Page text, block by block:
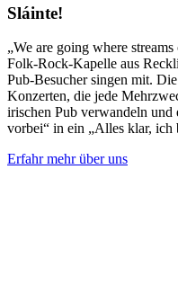
Sláinte!
„We are going where
Folk-Rock-Kapelle aus
Pub-Besucher singen mit.
Konzerten, die jede
irischen Pub verwandeln
vorbei“ in ein „Alles klar, ich
Erfahr mehr über uns